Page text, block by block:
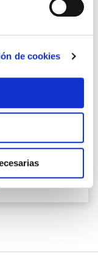
de cookies
350 cc